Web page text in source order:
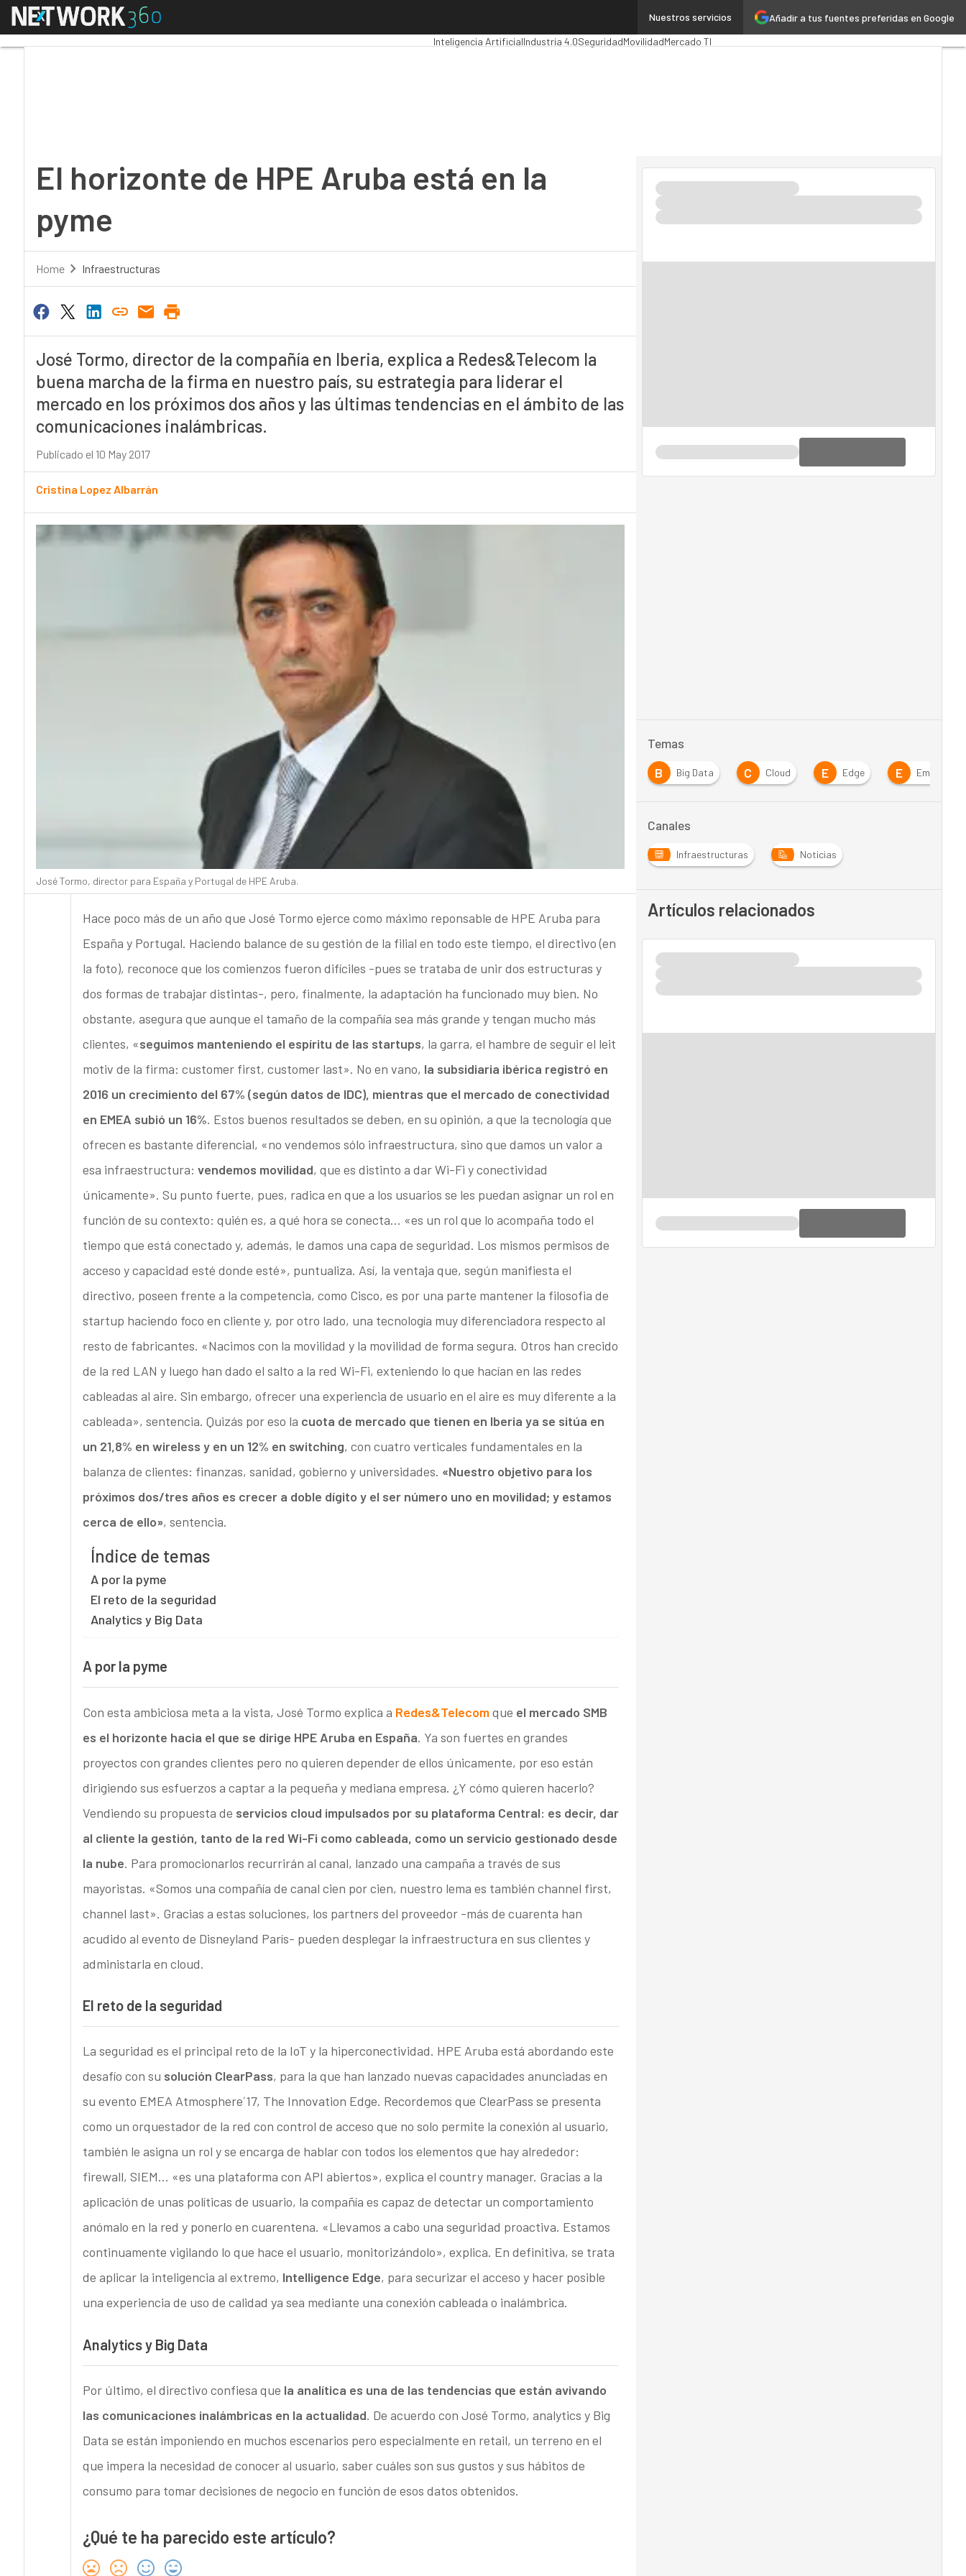
Añadir a tus fuentes preferidas en Google
Nuestros servicios
Menú Administración PúblicaMarTechCloud
Inteligencia ArtificialIndustria 4.0SeguridadMovilidadMercado TI
El horizonte de HPE Aruba está en la
pyme
Home Infraestructuras
José Tormo, director de la compañía en Iberia, explica a Redes&Telecom la
buena marcha de la firma en nuestro país, su estrategia para liderar el
mercado en los próximos dos años y las últimas tendencias en el ámbito de las
comunicaciones inalámbricas.
Publicado el 10 May 2017
Cristina Lopez Albarrán
José Tormo, director para España y Portugal de HPE Aruba.
Hace poco más de un año que José Tormo ejerce como máximo reponsable de HPE Aruba para
España y Portugal. Haciendo balance de su gestión de la filial en todo este tiempo, el directivo (en
la foto), reconoce que los comienzos fueron difíciles -pues se trataba de unir dos estructuras y
dos formas de trabajar distintas-, pero, finalmente, la adaptación ha funcionado muy bien. No
obstante, asegura que aunque el tamaño de la compañía sea más grande y tengan mucho más
clientes, «seguimos manteniendo el espíritu de las startups, la garra, el hambre de seguir el leit
motiv de la firma: customer first, customer last». No en vano, la subsidiaria ibérica registró en
2016 un crecimiento del 67% (según datos de IDC), mientras que el mercado de conectividad
en EMEA subió un 16%. Estos buenos resultados se deben, en su opinión, a que la tecnología que
ofrecen es bastante diferencial, «no vendemos sólo infraestructura, sino que damos un valor a
esa infraestructura: vendemos movilidad, que es distinto a dar Wi-Fi y conectividad
únicamente». Su punto fuerte, pues, radica en que a los usuarios se les puedan asignar un rol en
función de su contexto: quién es, a qué hora se conecta… «es un rol que lo acompaña todo el
tiempo que está conectado y, además, le damos una capa de seguridad. Los mismos permisos de
acceso y capacidad esté donde esté», puntualiza. Así, la ventaja que, según manifiesta el
directivo, poseen frente a la competencia, como Cisco, es por una parte mantener la filosofia de
startup haciendo foco en cliente y, por otro lado, una tecnología muy diferenciadora respecto al
resto de fabricantes. «Nacimos con la movilidad y la movilidad de forma segura. Otros han crecido
de la red LAN y luego han dado el salto a la red Wi-Fi, exteniendo lo que hacían en las redes
cableadas al aire. Sin embargo, ofrecer una experiencia de usuario en el aire es muy diferente a la
cableada», sentencia. Quizás por eso la cuota de mercado que tienen en Iberia ya se sitúa en
un 21,8% en wireless y en un 12% en switching, con cuatro verticales fundamentales en la
balanza de clientes: finanzas, sanidad, gobierno y universidades. «Nuestro objetivo para los
próximos dos/tres años es crecer a doble dígito y el ser número uno en movilidad; y estamos
cerca de ello», sentencia.
Índice de temas
A por la pyme
El reto de la seguridad
Analytics y Big Data
A por la pyme
Con esta ambiciosa meta a la vista, José Tormo explica a Redes&Telecomque el mercado SMB
es el horizonte hacia el que se dirige HPE Aruba en España. Ya son fuertes en grandes
proyectos con grandes clientes pero no quieren depender de ellos únicamente, por eso están
dirigiendo sus esfuerzos a captar a la pequeña y mediana empresa. ¿Y cómo quieren hacerlo?
Vendiendo su propuesta de servicios cloud impulsados por su plataforma Central: es decir, dar
al cliente la gestión, tanto de la red Wi-Fi como cableada, como un servicio gestionado desde
la nube. Para promocionarlos recurrirán al canal, lanzado una campaña a través de sus
mayoristas. «Somos una compañía de canal cien por cien, nuestro lema es también channel first,
channel last». Gracias a estas soluciones, los partners del proveedor -más de cuarenta han
acudido al evento de Disneyland París- pueden desplegar la infraestructura en sus clientes y
administarla en cloud.
El reto de la seguridad
La seguridad es el principal reto de la IoT y la hiperconectividad. HPE Aruba está abordando este
desafío con su solución ClearPass, para la que han lanzado nuevas capacidades anunciadas en
su evento EMEA Atmosphere´17, The Innovation Edge. Recordemos que ClearPass se presenta
como un orquestador de la red con control de acceso que no solo permite la conexión al usuario,
también le asigna un rol y se encarga de hablar con todos los elementos que hay alrededor:
firewall, SIEM… «es una plataforma con API abiertos», explica el country manager. Gracias a la
aplicación de unas políticas de usuario, la compañía es capaz de detectar un comportamiento
anómalo en la red y ponerlo en cuarentena. «Llevamos a cabo una seguridad proactiva. Estamos
continuamente vigilando lo que hace el usuario, monitorizándolo», explica. En definitiva, se trata
de aplicar la inteligencia al extremo, Intelligence Edge, para securizar el acceso y hacer posible
una experiencia de uso de calidad ya sea mediante una conexión cableada o inalámbrica.
Analytics y Big Data
Por último, el directivo confiesa que la analítica es una de las tendencias que están avivando
las comunicaciones inalámbricas en la actualidad. De acuerdo con José Tormo, analytics y Big
Data se están imponiendo en muchos escenarios pero especialmente en retail, un terreno en el
que impera la necesidad de conocer al usuario, saber cuáles son sus gustos y sus hábitos de
consumo para tomar decisiones de negocio en función de esos datos obtenidos.
¿Qué te ha parecido este artículo?
Temas
B Big Data C Cloud E Edge E Empresa
Canales
Infraestructuras Noticias
Artículos relacionados